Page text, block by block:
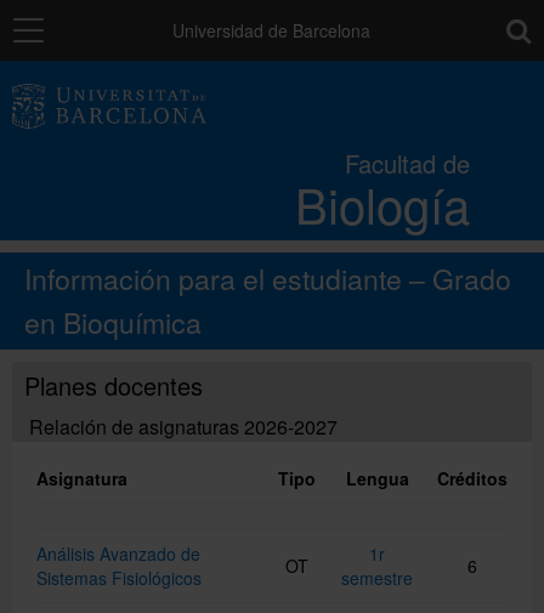
Navegación Universidad de Barcelona
Facultad de
Biología
Estudios
Investigación e innovación
Recursos para el alumnado
Información para el estudiante – Grado
en Bioquímica
Planes docentes
Relación de asignaturas 2026-2027
Asignatura Tipo Lengua Créditos
Análisis Avanzado de
Sistemas Fisiológicos
OT
1r
semestre
6